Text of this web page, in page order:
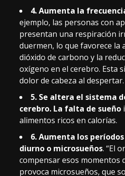
4. Aumenta la
ejemplo, las personas con
presentan una respiración
duermen, lo que favorece la
dióxido de carbono y la
oxígeno en el cerebro. Esta
dolor de cabeza al despertar.
5. Se altera el sistema
cerebro. La falta de sueño
alimentos ricos en calorías.
6. Aumenta los
diurno o microsueños. “El
compensar esos momentos
provoca microsueños, que